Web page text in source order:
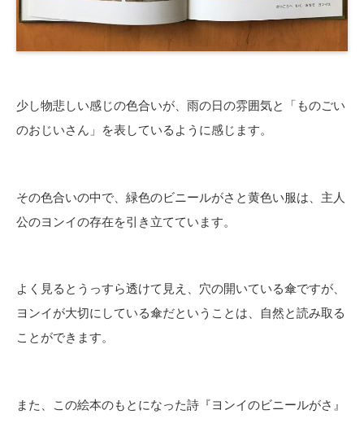
少し物悲しい感じの色合いが、雨の日の雰囲気と「ものごい
のおじいさん」を表しているように感じます。
その色合いの中で、緑色のビニールがさと黄色い服は、主人
公のヨンイの存在を引き立てています。
よく見るとうっすら透けて見え、穴の開いている傘ですが、
ヨンイが大切にしている傘だということは、自然と読み取る
ことができます。
また、この絵本のもとになった詩『ヨンイのビニールがさ』